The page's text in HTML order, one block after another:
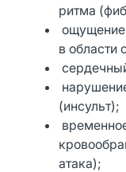
ритма
ощущение
в области
(инсульт);
атака);